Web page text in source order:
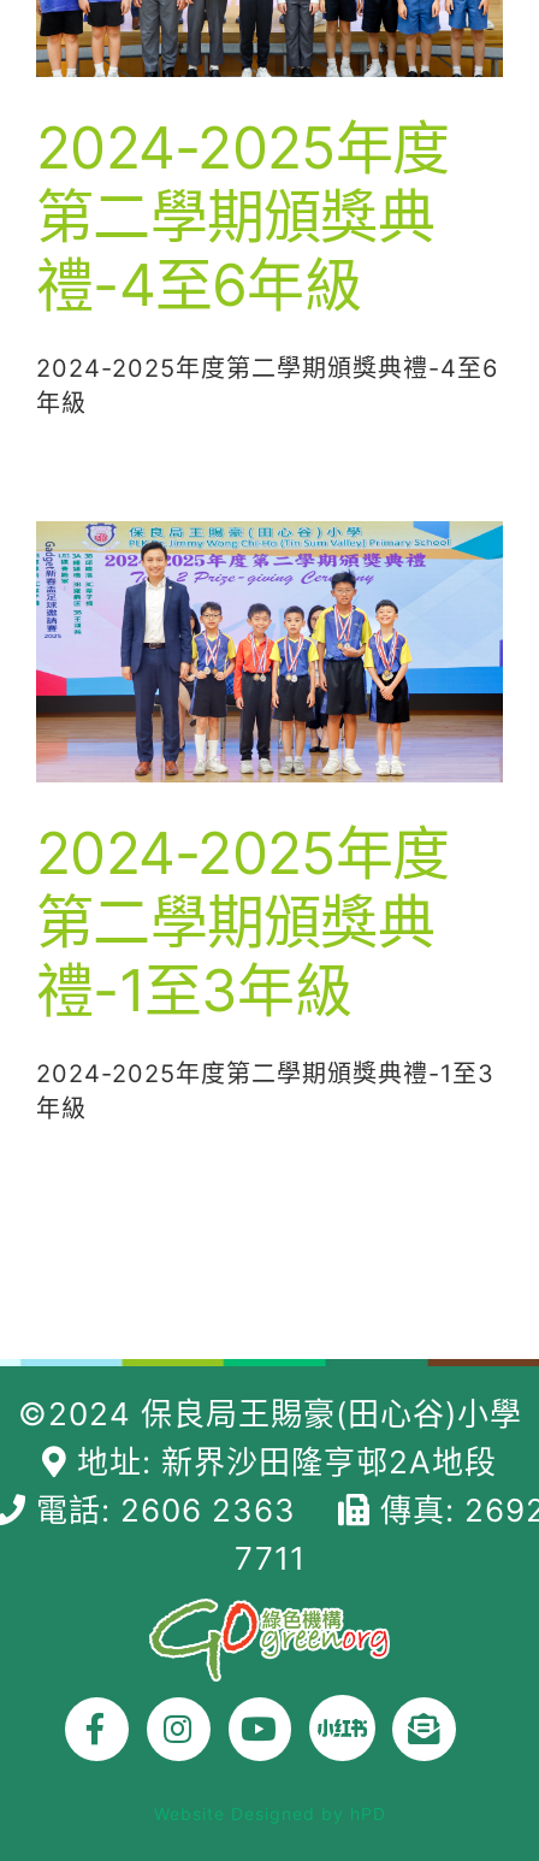
2024-2025年度
第二學期頒獎典
禮-4至6年級
2024-2025年度第二學期頒獎典禮-4至6
年級
2024-2025年度
第二學期頒獎典
禮-1至3年級
2024-2025年度第二學期頒獎典禮-1至3
年級
©2024 保良局王賜豪(田心谷)小學
地址: 新界沙田隆亨邨2A地段
電話: 2606 2363
傳真:
7711
Website Designed by hPD